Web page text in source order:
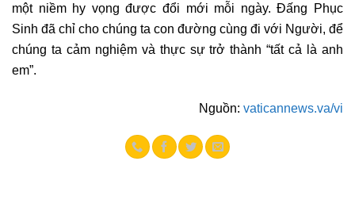
một niềm hy vọng được đổi mới mỗi ngày. Đấng Phục
Sinh đã chỉ cho chúng ta con đường cùng đi với Người, để
chúng ta cảm nghiệm và thực sự trở thành “tất cả là anh
em”.
Nguồn: vaticannews.va/vi